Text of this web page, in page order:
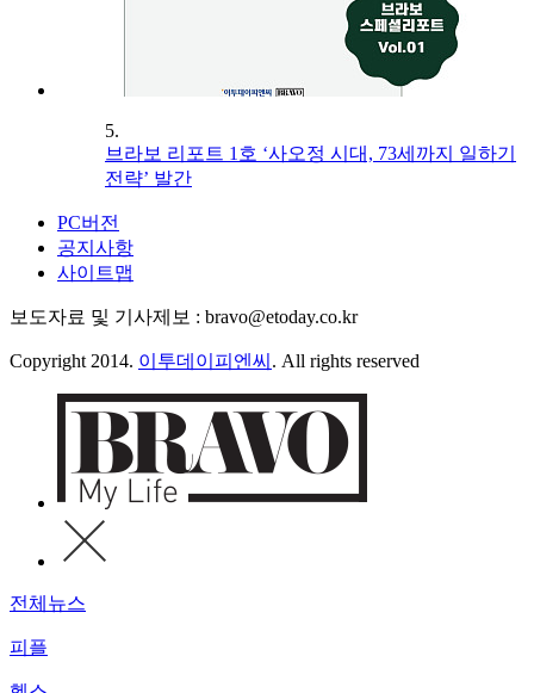
5.
브라보 리포트 1호 ‘사오정 시대, 73세까지 일하기
전략’ 발간
PC버전
공지사항
사이트맵
보도자료 및 기사제보 : bravo@etoday.co.kr
Copyright 2014. 이투데이피엔씨 . All rights reserved
전체뉴스
피플